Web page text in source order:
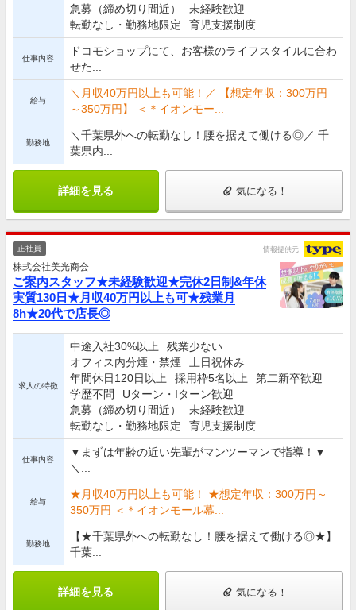
急募（締め切り間近）
未経験歓迎
転勤なし・勤務地限定
育児支援制度
仕事内容
ドコモショップにて、お客様のライフスタイルに合わ
せた...
給与
＼月収40万円以上も可能！／ 【想定年収：300万円
～350万円】 ＜＊イオンモー...
勤務地
＼千葉県外への転勤なし！腰を据えて働ける◎／ 千
葉県内...
詳細を見る 気になる！
正社員 情報提供元
株式会社美光商会
ご案内スタッフ★未経験歓迎★完休2日制&年休
実質130日★月収40万円以上も可★残業月
8h★20代で店長◎
求人の特徴
中途入社30%以上
残業少ない
オフィス内分煙・禁煙
土日祝休み
年間休日120日以上
採用枠5名以上
第二新卒歓迎
学歴不問
Uターン・Iターン歓迎
急募（締め切り間近）
未経験歓迎
転勤なし・勤務地限定
育児支援制度
仕事内容
▼まずは年齢の近い先輩がマンツーマンで指導！▼
＼...
給与
★月収40万円以上も可能！ ★想定年収：300万円～
350万円 ＜＊イオンモール幕...
勤務地
【★千葉県外への転勤なし！腰を据えて働ける◎★】
千葉...
詳細を見る 気になる！